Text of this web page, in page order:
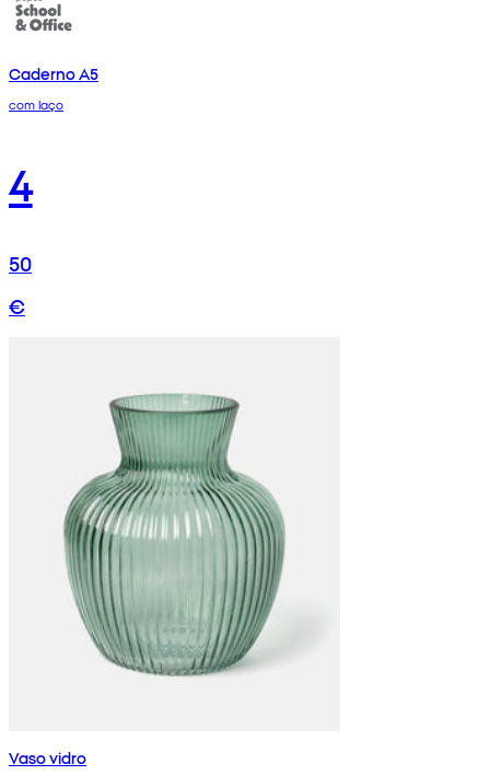
Caderno A5
com laço
4
50
€
Vaso vidro